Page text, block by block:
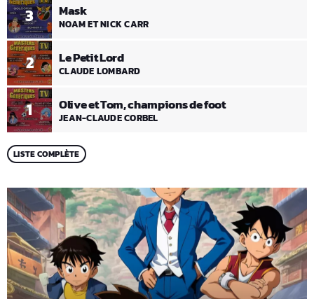
1 Olive et Tom, champions de foot
JEAN-CLAUDE CORBEL
2 Le Petit Lord
CLAUDE LOMBARD
3 Mask
NOAM ET NICK CARR
LISTE COMPLÈTE